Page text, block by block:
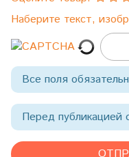
Наберите текст,
Все поля
Перед